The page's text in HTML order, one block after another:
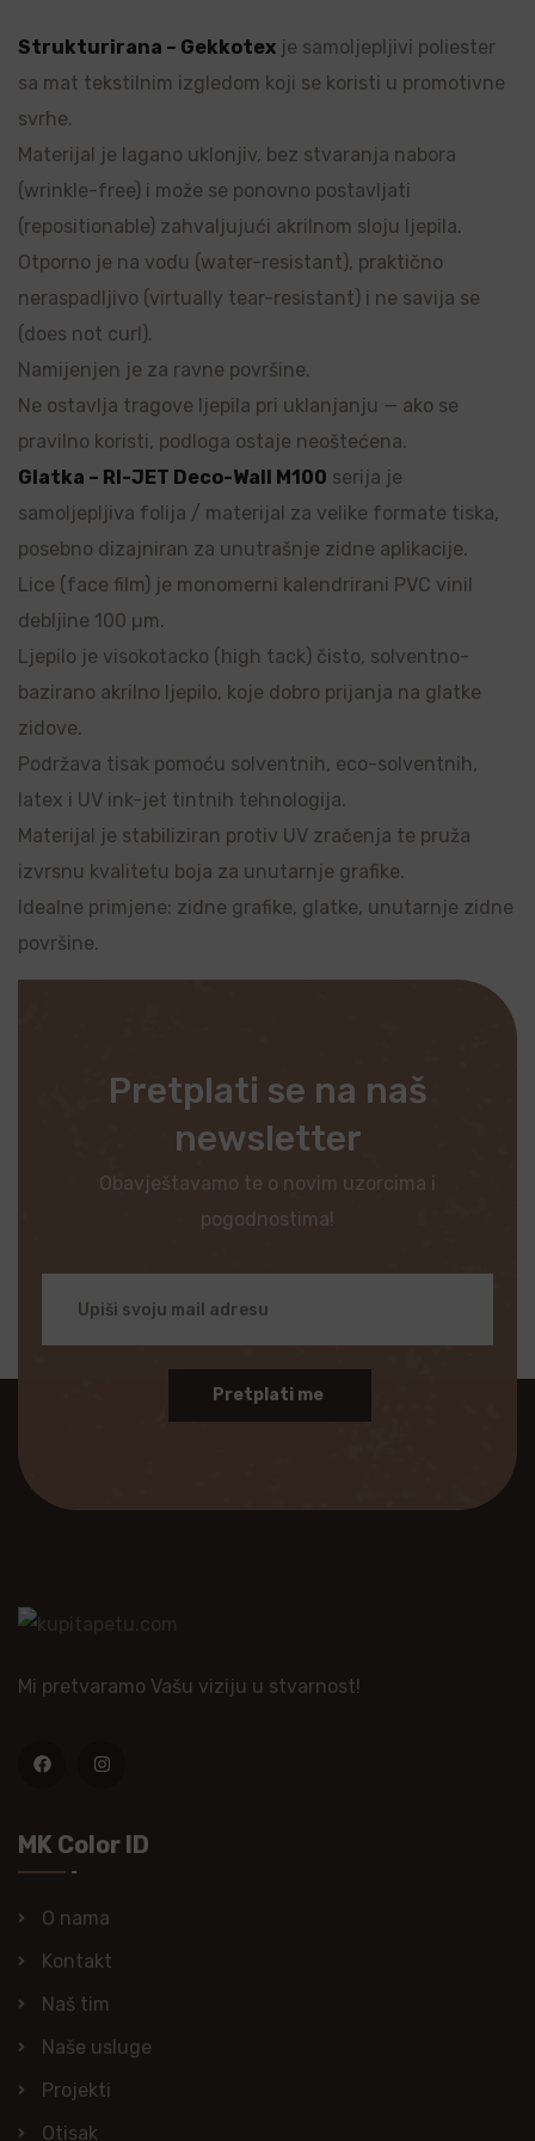
Strukturirana – Gekkotex je samoljepljivi poliester
sa mat tekstilnim izgledom koji se koristi u promotivne
svrhe.
Materijal je lagano uklonjiv, bez stvaranja nabora
(wrinkle-free) i može se ponovno postavljati
(repositionable) zahvaljujući akrilnom sloju ljepila.
Otporno je na vodu (water-resistant), praktično
neraspadljivo (virtually tear-resistant) i ne savija se
(does not curl).
Namijenjen je za ravne površine.
Ne ostavlja tragove ljepila pri uklanjanju — ako se
pravilno koristi, podloga ostaje neoštećena.
Glatka – RI-JET Deco-Wall M100 serija je
samoljepljiva folija / materijal za velike formate tiska,
posebno dizajniran za unutrašnje zidne aplikacije.
Lice (face film) je monomerni kalendrirani PVC vinil
debljine 100 µm.
Ljepilo je visokotacko (high tack) čisto, solventno-
bazirano akrilno ljepilo, koje dobro prijanja na glatke
zidove.
Podržava tisak pomoću solventnih, eco-solventnih,
latex i UV ink-jet tintnih tehnologija.
Materijal je stabiliziran protiv UV zračenja te pruža
izvrsnu kvalitetu boja za unutarnje grafike.
Idealne primjene: zidne grafike, glatke, unutarnje zidne
površine.
Pretplati se na naš
newsletter
Obavještavamo te o novim uzorcima i
pogodnostima!
Pretplati me
Mi pretvaramo Vašu viziju u stvarnost!
MK Color ID
O nama
Kontakt
Naš tim
Naše usluge
Projekti
Otisak